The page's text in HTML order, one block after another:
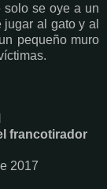
solo se oye a un
al gato y al
pequeño muro
francotirador
2017